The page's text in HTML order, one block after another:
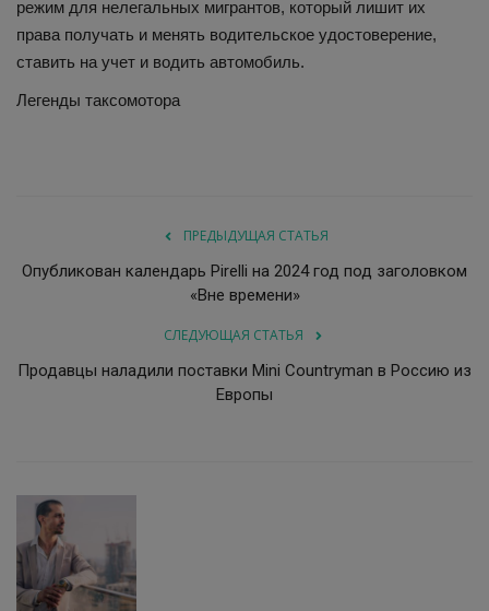
режим для нелегальных мигрантов, который лишит их
права получать и менять водительское удостоверение,
ставить на учет и водить автомобиль.
Легенды таксомотора
ПРЕДЫДУЩАЯ СТАТЬЯ
Опубликован календарь Pirelli на 2024 год под заголовком
«Вне времени»
СЛЕДУЮЩАЯ СТАТЬЯ
Продавцы наладили поставки Mini Countryman в Россию из
Европы